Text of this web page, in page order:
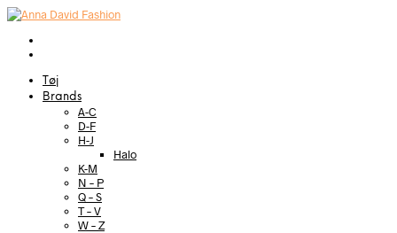
Tøj
Brands
A-C
D-F
H-J
Halo
K-M
N – P
Q – S
T – V
W – Z